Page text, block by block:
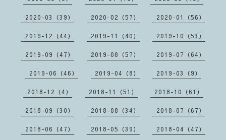
2020-03（39） 2020-02（57） 2020-01（56）
2019-12（44） 2019-11（40） 2019-10（53）
2019-09（47） 2019-08（57） 2019-07（64）
2019-06（46） 2019-04（8） 2019-03（9）
2018-12（4） 2018-11（51） 2018-10（61）
2018-09（30） 2018-08（34） 2018-07（67）
2018-06（47） 2018-05（39） 2018-04（47）